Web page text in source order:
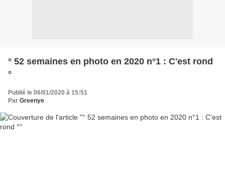
° 52 semaines en photo en 2020 n°1 : C'est rond
°
Publié le 06/01/2020 à 15:51
Par Greenye